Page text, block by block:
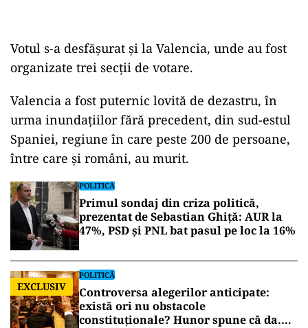
Votul s-a desfășurat și la Valencia, unde au fost
organizate trei secții de votare.
Valencia a fost puternic lovită de dezastru, în
urma inundațiilor fără precedent, din sud-estul
Spaniei, regiune în care peste 200 de persoane,
între care și români, au murit.
POLITICĂ
Primul sondaj din criza politică,
prezentat de Sebastian Ghiță: AUR la
47%, PSD și PNL bat pasul pe loc la 16%
EXCLUSIV
POLITICĂ
Controversa alegerilor anticipate:
există ori nu obstacole
constituționale? Hunor spune că da.